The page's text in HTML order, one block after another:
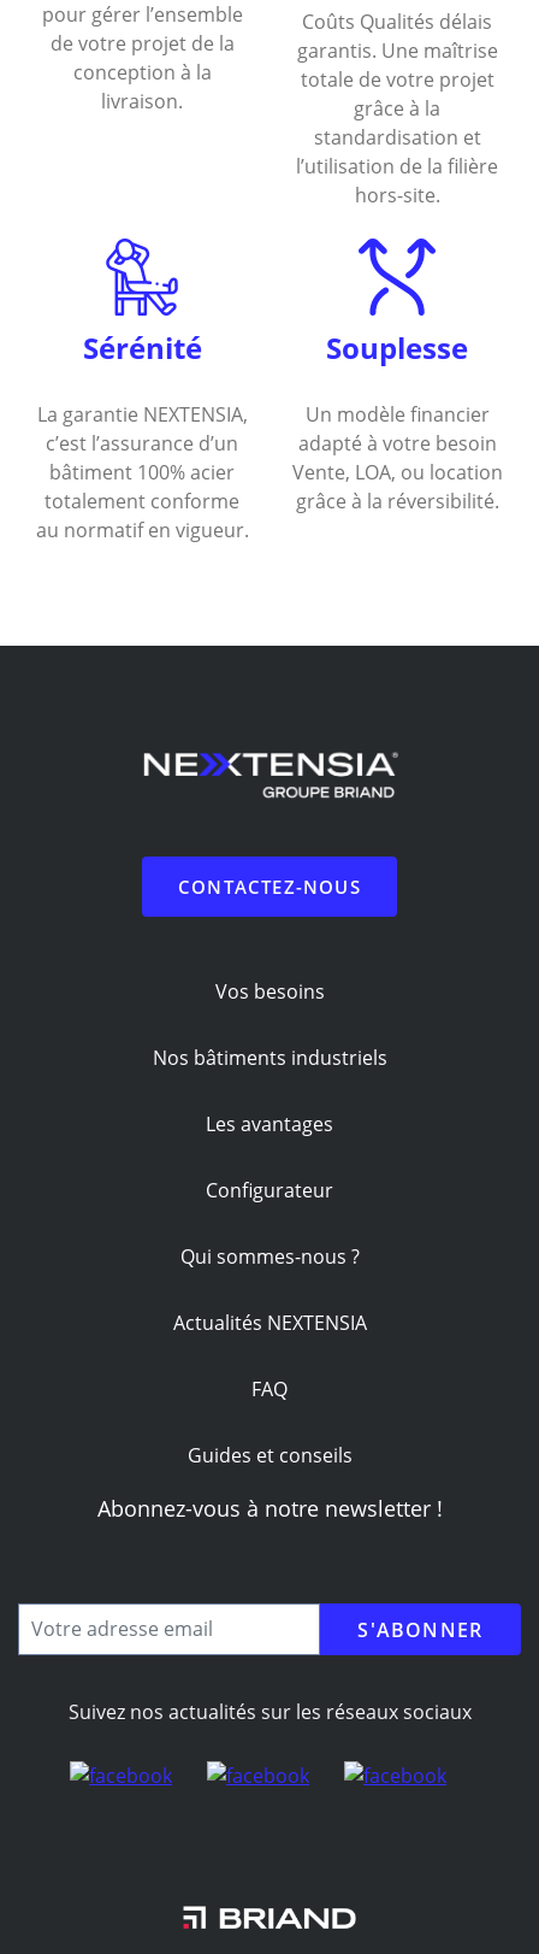
pour gérer l’ensemble
de votre projet de la
conception à la
livraison.
Coûts Qualités délais
garantis. Une maîtrise
totale de votre projet
grâce à la
standardisation et
l’utilisation de la filière
hors-site.
Sérénité
La garantie NEXTENSIA,
c’est l’assurance d’un
bâtiment 100% acier
totalement conforme
au normatif en vigueur.
Souplesse
Un modèle financier
adapté à votre besoin
Vente, LOA, ou location
grâce à la réversibilité.
CONTACTEZ-NOUS
Vos besoins
Nos bâtiments industriels
Les avantages
Configurateur
Qui sommes-nous ?
Actualités NEXTENSIA
FAQ
Guides et conseils
Abonnez-vous à notre newsletter !
adresse
email
Suivez nos actualités sur les réseaux sociaux